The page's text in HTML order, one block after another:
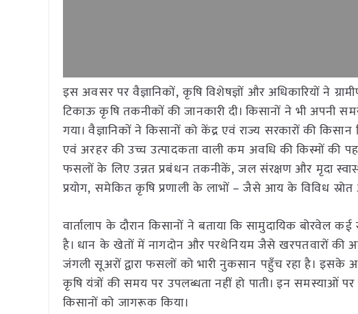
इस अवसर पर वैज्ञानिकों, कृषि विशेषज्ञों और अधिकारियों ने
टिकाऊ कृषि तकनीकों की जानकारी दी। किसानों ने भी
गया। वैज्ञानिकों ने किसानों को केंद्र एवं राज्य सरकारों की
एवं अरहर की उच्च उत्पादकता वाली कम अवधि की किस्मों की
फसलों के लिए उन्नत प्रबंधन तकनीकें, जल संरक्षण और मृदा
प्रयोग, समेकित कृषि प्रणाली के लाभों – जैसे आय के विविध स्रोत
वार्तालाप के दौरान किसानों ने बताया कि सामुदायिक बोरवेल
है। धान के खेतों में नागदोन और परथेनियम जैसे खरपतवारों की
जंगली सूअरों द्वारा फसलों को भारी नुकसान पहुँच रहा है। इसके
कृषि यंत्रों की समय पर उपलब्धता नहीं हो पाती। इन समस्याओं
किसानों को जागरूक किया।